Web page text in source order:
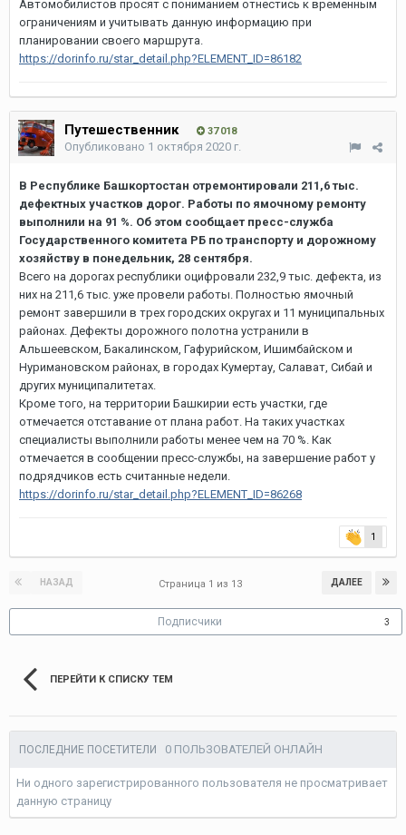
Автомобилистов просят с пониманием отнестись к временным
ограничениям и учитывать данную информацию при
планировании своего маршрута.
https://dorinfo.ru/star_detail.php?ELEMENT_ID=86182
Путешественник 37 018
Опубликовано 1 октября 2020 г.
В Республике Башкортостан отремонтировали 211,6 тыс.
дефектных участков дорог. Работы по ямочному ремонту
выполнили на 91 %. Об этом сообщает пресс-служба
Государственного комитета РБ по транспорту и дорожному
хозяйству в понедельник, 28 сентября.
Всего на дорогах республики оцифровали 232,9 тыс. дефекта, из
них на 211,6 тыс. уже провели работы. Полностью ямочный
ремонт завершили в трех городских округах и 11 муниципальных
районах. Дефекты дорожного полотна устранили в
Альшеевском, Бакалинском, Гафурийском, Ишимбайском и
Нуримановском районах, в городах Кумертау, Салават, Сибай и
других муниципалитетах.
Кроме того, на территории Башкирии есть участки, где
отмечается отставание от плана работ. На таких участках
специалисты выполнили работы менее чем на 70 %. Как
отмечается в сообщении пресс-службы, на завершение работ у
подрядчиков есть считанные недели.
https://dorinfo.ru/star_detail.php?ELEMENT_ID=86268
1
НАЗАД ДАЛЕЕ
Страница 1 из 13
Подписчики 3
ПЕРЕЙТИ К СПИСКУ ТЕМ
ПОСЛЕДНИЕ ПОСЕТИТЕЛИ 0 ПОЛЬЗОВАТЕЛЕЙ ОНЛАЙН
Ни одного зарегистрированного пользователя не просматривает
данную страницу